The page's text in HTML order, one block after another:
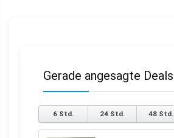
Gerade angesagte Deals
6 Std. 24 Std. 48 Std.